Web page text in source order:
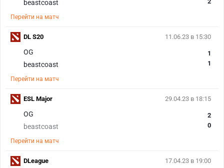
beastcoast
Перейти на матч
11.06.23 в 15:30
OG
beastcoast
1
1
Перейти на матч
DL S20
29.04.23 в 18:15
OG
beastcoast
2
0
Перейти на матч
ESL Major
17.04.23 в 19:00
DLeague